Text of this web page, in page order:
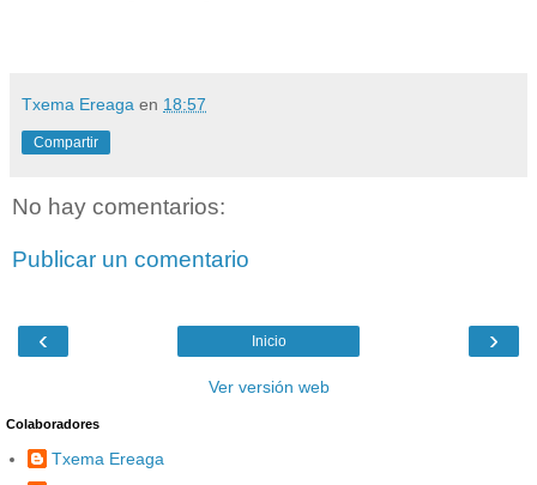
Txema Ereaga en 18:57
Compartir
No hay comentarios:
Publicar un comentario
‹ ›
Inicio
Ver versión web
Colaboradores
Txema Ereaga